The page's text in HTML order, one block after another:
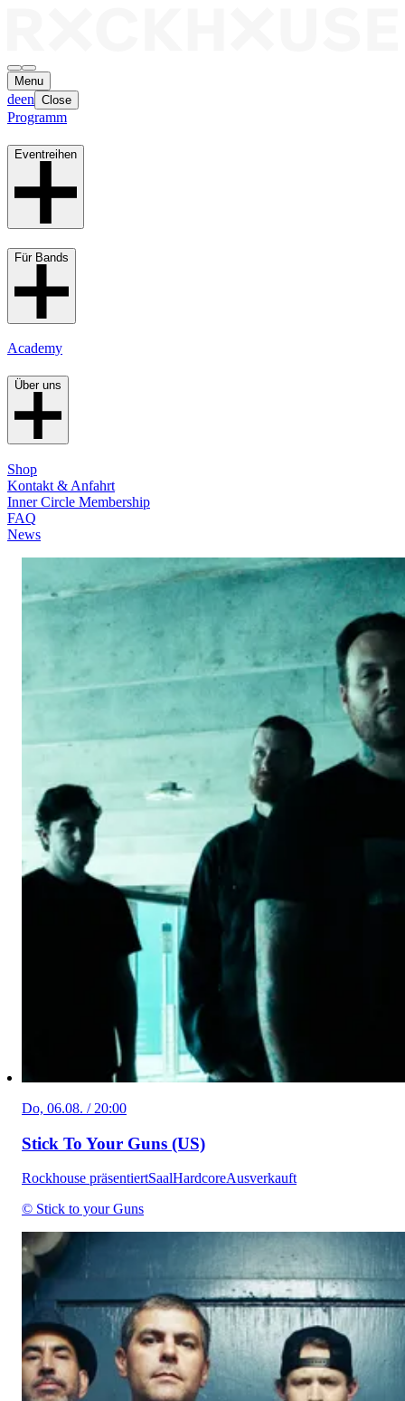
Menu
deen Close
Programm
Eventreihen
Für Bands
Academy
Über uns
Shop
Kontakt & Anfahrt
Inner Circle Membership
FAQ
News
Do, 06.08. / 20:00
Stick To Your Guns (US)
Rockhouse präsentiertSaalHardcoreAusverkauft
© Stick to your Guns